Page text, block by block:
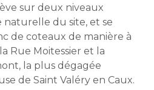
sur deux niveaux
naturelle du site, et se
de coteaux de manière à
Rue Moitessier et la
la plus dégagée
de Saint Valéry en Caux.